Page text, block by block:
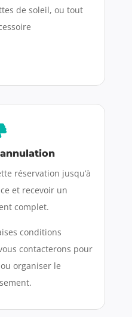
de soleil, ou tout
réservation jusqu’à
et recevoir un
complet.
conditions
contacterons pour
organiser le